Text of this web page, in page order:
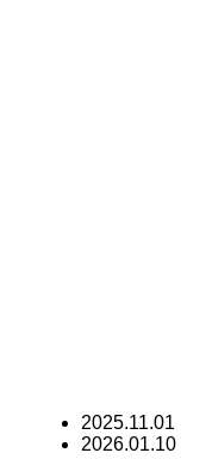
2025.11.01
2026.01.10